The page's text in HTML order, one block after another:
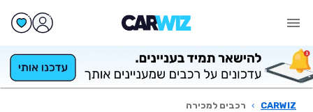
CARWIZ
› רכבים למכירה